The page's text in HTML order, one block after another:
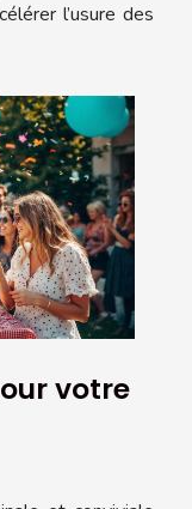
l’usure des
votre